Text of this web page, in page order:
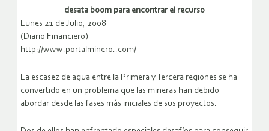
desata boom para encontrar el recurso
Lunes 21 de Julio, 2008
(Diario Financiero)
http://www.portalminero..com/
La escasez de agua entre la Primera y Tercera regiones se ha
convertido en un problema que las mineras han debido
abordar desde las fases más iniciales de sus proyectos.